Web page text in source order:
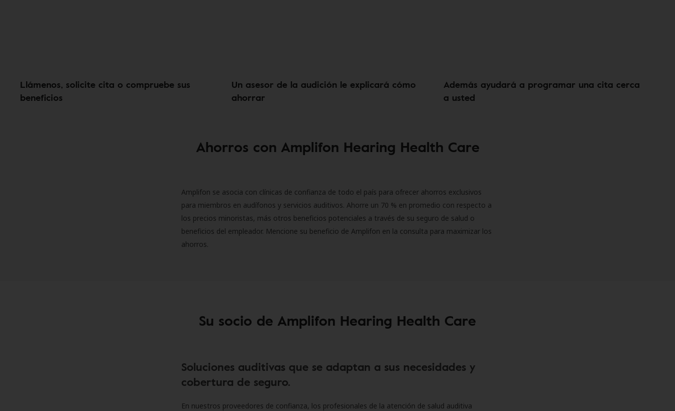
Llámenos, solicite cita o compruebe sus
beneficios
Un asesor de la audición le explicará cómo
ahorrar
Además ayudará a programar una cita cerca
a usted
Ahorros con Amplifon Hearing Health Care
Amplifon se asocia con clínicas de confianza de todo el país para ofrecer ahorros exclusivos
para miembros en audífonos y servicios auditivos. Ahorre un 70 % en promedio con respecto a
los precios minoristas, más otros beneficios potenciales a través de su seguro de salud o
beneficios del empleador. Mencione su beneficio de Amplifon en la consulta para maximizar los
ahorros.
Su socio de Amplifon Hearing Health Care
Soluciones auditivas que se adaptan a sus necesidades y
cobertura de seguro.
En nuestros proveedores de confianza, los profesionales de la atención de salud auditiva